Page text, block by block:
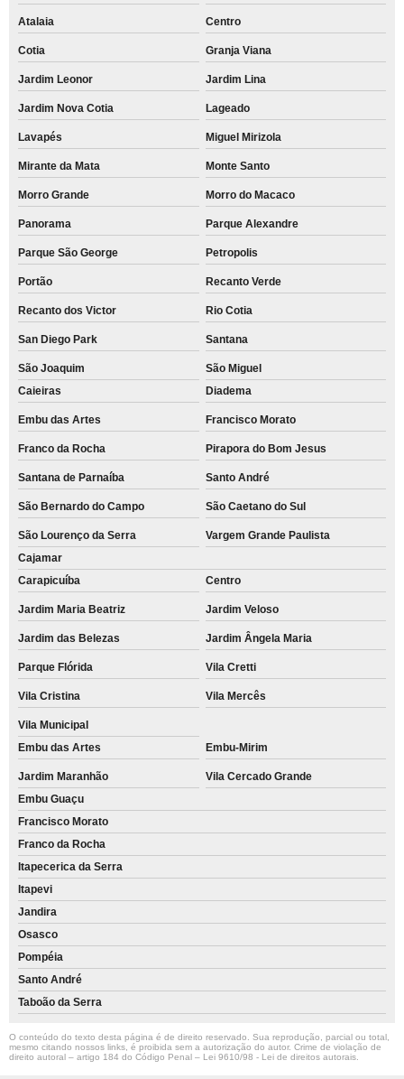
Atalaia Centro
Cotia Granja Viana
Jardim Leonor Jardim Lina
Jardim Nova Cotia Lageado
Lavapés Miguel Mirizola
Mirante da Mata Monte Santo
Morro Grande Morro do Macaco
Panorama Parque Alexandre
Parque São George Petropolis
Portão Recanto Verde
Recanto dos Victor Rio Cotia
San Diego Park Santana
São Joaquim
São Miguel
Caieiras
Diadema
Embu das Artes Francisco Morato
Franco da Rocha Pirapora do Bom Jesus
Santana de Parnaíba Santo André
São Bernardo do Campo São Caetano do Sul
São Lourenço da Serra
Vargem Grande Paulista
Cajamar
Carapicuíba
Centro
Jardim Maria Beatriz Jardim Veloso
Jardim das Belezas Jardim Ângela Maria
Parque Flórida Vila Cretti
Vila Cristina Vila Mercês
Vila Municipal
Embu das Artes
Embu-Mirim
Jardim Maranhão
Vila Cercado Grande
Embu Guaçu
Francisco Morato
Franco da Rocha
Itapecerica da Serra
Itapevi
Jandira
Osasco
Pompéia
Santo André
Taboão da Serra
O conteúdo do texto desta página é de direito reservado. Sua reprodução, parcial ou total,
mesmo citando nossos links, é proibida sem a autorização do autor. Crime de violação de
direito autoral – artigo 184 do Código Penal – Lei 9610/98 - Lei de direitos autorais